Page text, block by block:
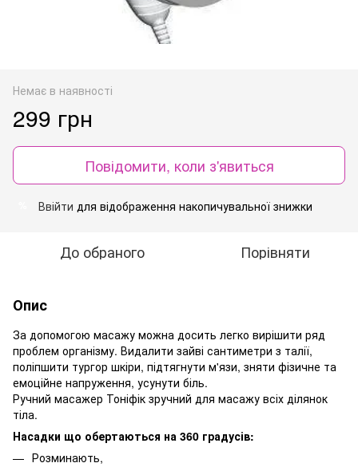
Немає в наявності
299 грн
Повідомити, коли з'явиться
Ввійти для відображення накопичувальної знижки
До обраного Порівняти
Опис
За допомогою масажу можна досить легко вирішити ряд
проблем організму. Видалити зайві сантиметри з талії,
поліпшити тургор шкіри, підтягнути м'язи, зняти фізичне та
емоційне напруження, усунути біль.
Ручний масажер Тоніфік зручний для масажу всіх ділянок
тіла.
Насадки що обертаються на 360 градусів:
Розминають,